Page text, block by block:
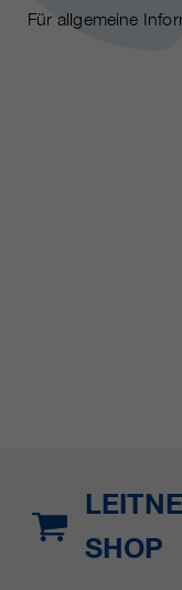
Für allgemeine
SHOP